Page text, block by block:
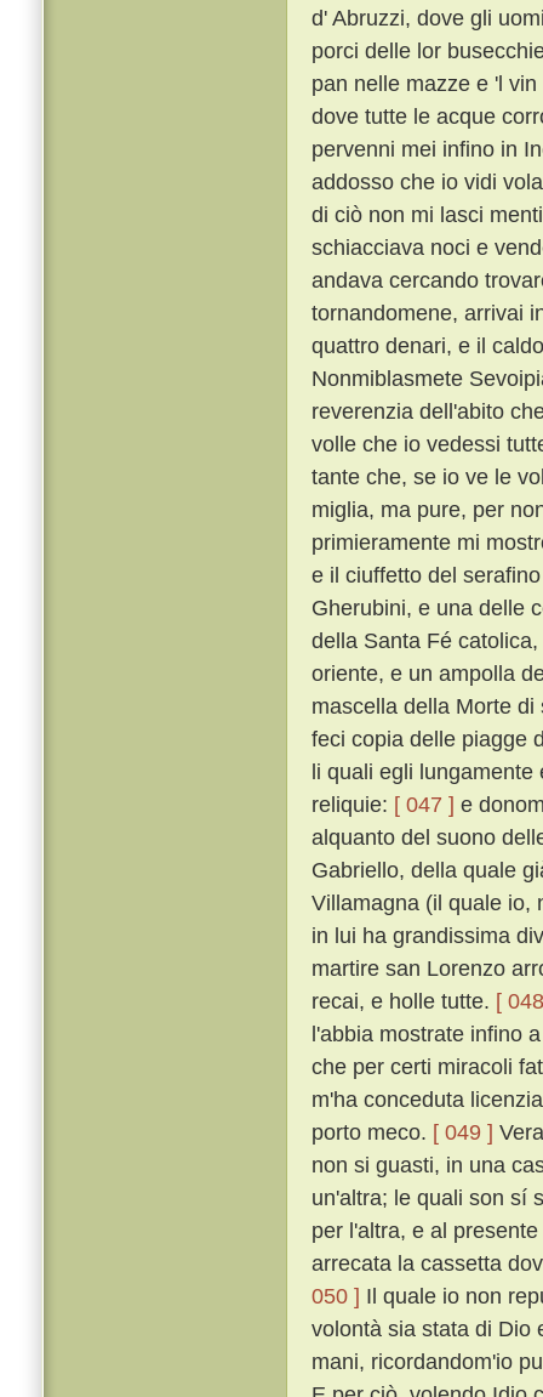
d' Abruzzi, dove gli
porci delle lor
pan nelle mazze e 'l
dove tutte le acque
pervenni mei infino in
addosso che io vidi
di ciò non mi lasci
schiacciava noci e
andava cercando
tornandomene, arrivai
quattro denari, e il
Nonmiblasmete
reverenzia dell'abito
volle che io vedessi
tante che, se io ve le
miglia, ma pure, per
primieramente mi
e il ciuffetto del
Gherubini, e una delle
della Santa Fé
oriente, e un ampolla
mascella della Morte
feci copia delle piagge
li quali egli
reliquie: [ 047 ] e
alquanto del suono
Gabriello, della quale
Villamagna (il quale io,
in lui ha grandissima
martire san Lorenzo
recai, e holle tutte. [
l'abbia mostrate infino
che per certi miracoli
m'ha conceduta
porto meco. [ 049 ]
non si guasti, in una
un'altra; le quali son sí
per l'altra, e al
arrecata la cassetta
050 ] Il quale io non
volontà sia stata di Dio
mani, ricordandom'io